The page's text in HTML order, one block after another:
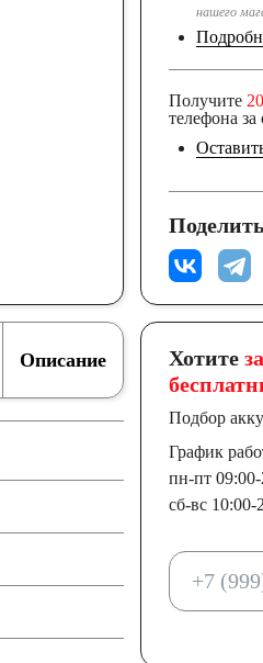
нашего
Получите
телефона за
Описание Хотите
Подбор
График
пн-пт
сб-вс 10:00-